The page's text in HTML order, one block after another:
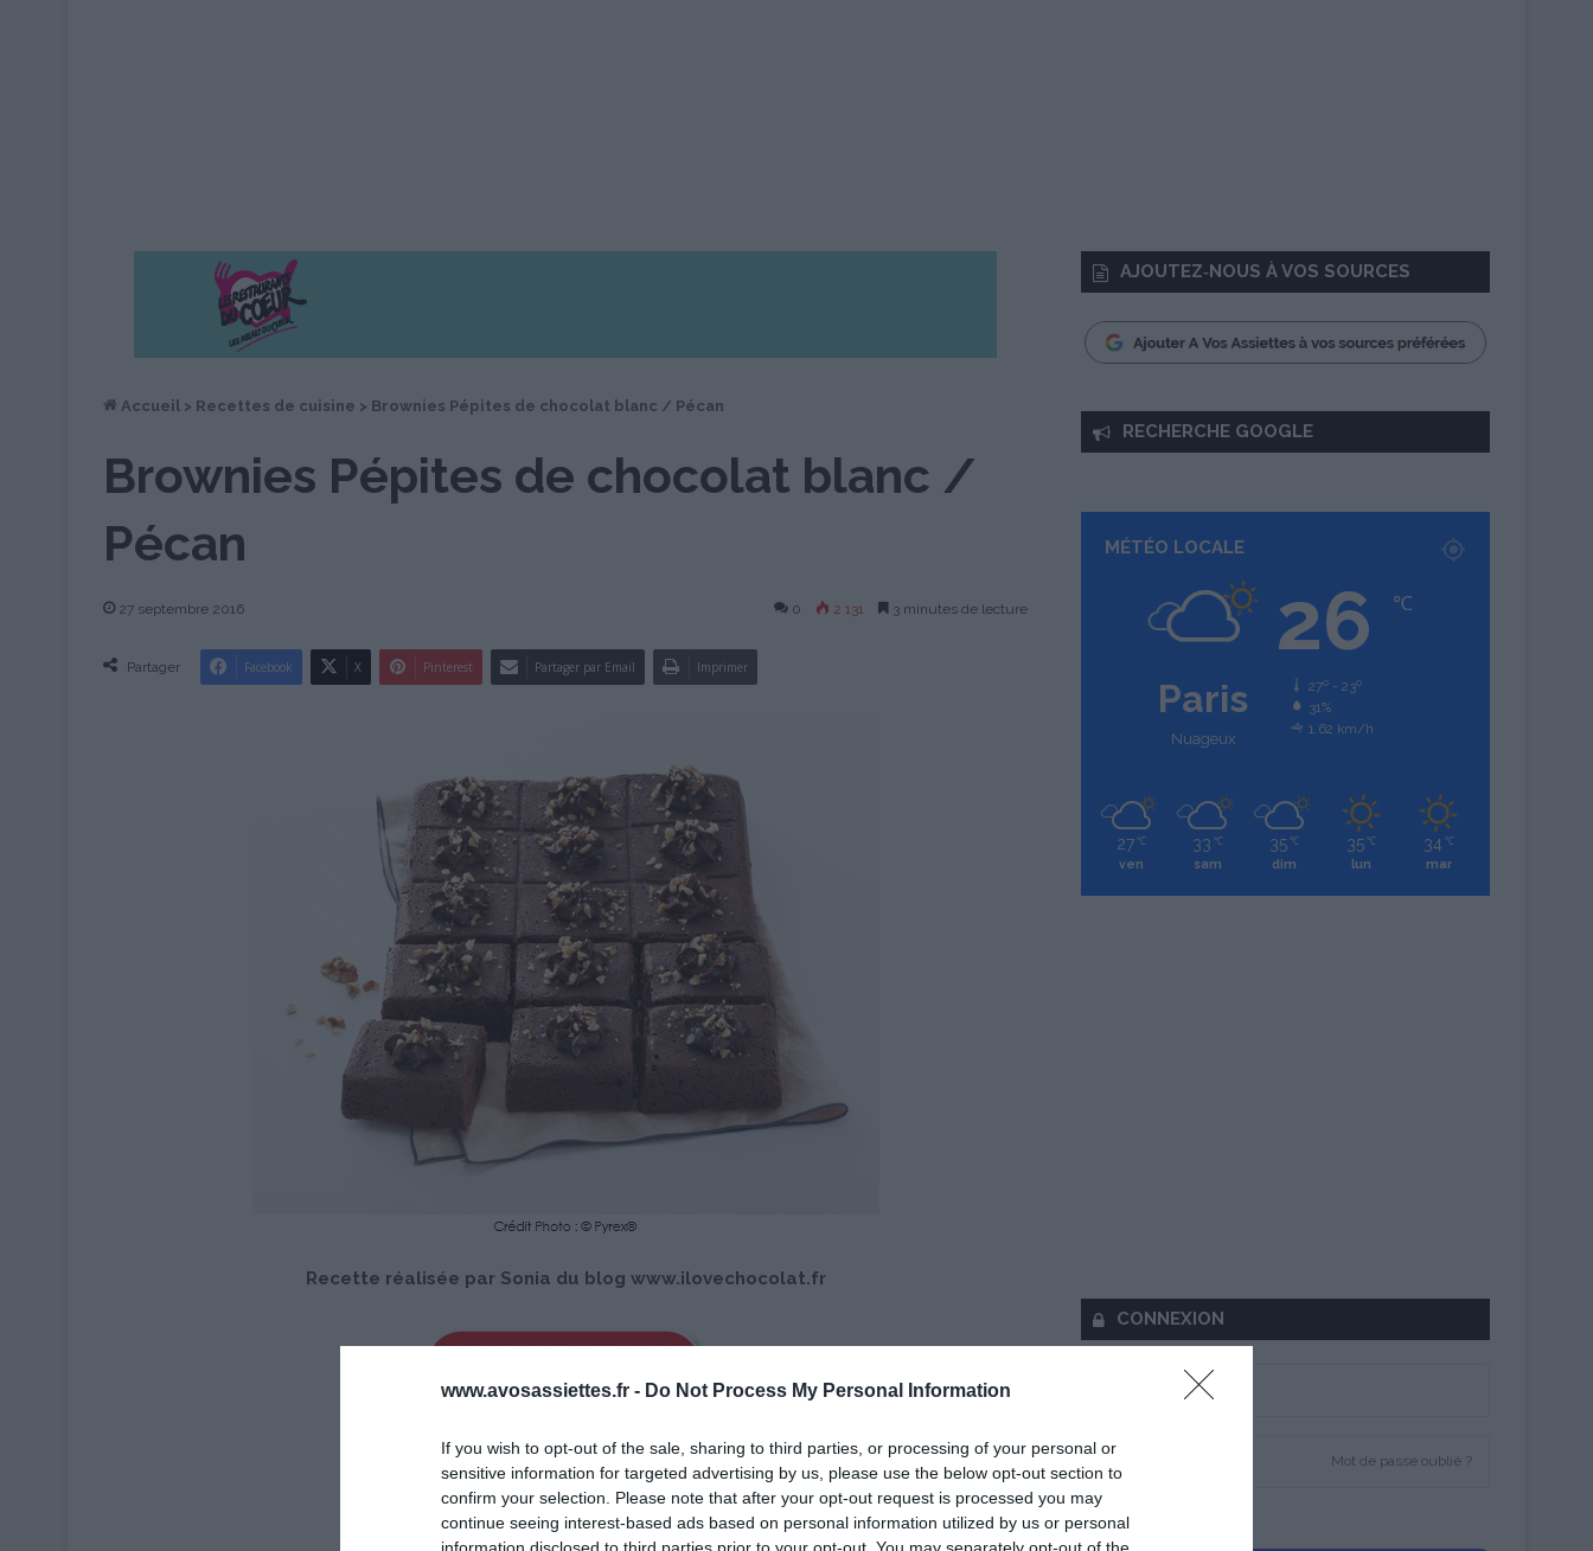
www.avosassiettes.fr - Do Not Process My Personal Information
If you wish to opt-out of the sale, sharing to third parties, or processing of your personal or
sensitive information for targeted advertising by us, please use the below opt-out section to
confirm your selection. Please note that after your opt-out request is processed you may
continue seeing interest-based ads based on personal information utilized by us or personal
information disclosed to third parties prior to your opt-out. You may separately opt-out of the
Accueil > Recettes de cuisine > Brownies Pépites de chocolat blanc / Pécan
Brownies Pépites de chocolat blanc /
Pécan
27 septembre 2016 0 2 131 3 minutes de lecture
Partager Facebook X Pinterest Partager par Email Imprimer
Recette réalisée par Sonia du blog www.ilovechocolat.fr
AJOUTEZ‑NOUS À VOS SOURCES
RECHERCHE GOOGLE
MÉTÉO LOCALE
Paris
Nuageux
26 ℃
27º - 23º
31%
1.62 km/h
27 ℃
ven
33 ℃
sam
35 ℃
dim
35 ℃
lun
34 ℃
mar
CONNEXION
Mot de passe oublié ?
Se souvenir de moi